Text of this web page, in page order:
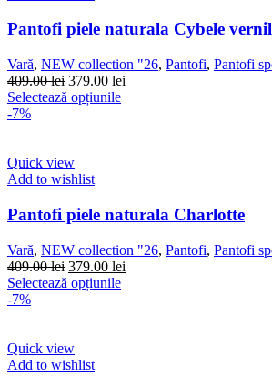
pot
alese
în
pagina
produsului.
Pantofi piele naturala Cybele vernil
Vară, NEW collection "26, Pantofi, Pantofi
409.00lei Prețul
inițial
379.00 lei
Selectează opțiunileAcest
pot
fi
alese
în
pagina
produsului.
-7%
Quick view
Add to wishlist
Pantofi piele naturala Charlotte
Vară, NEW collection "26, Pantofi, Pantofi
409.00lei Prețul
inițial
379.00 lei
Selectează opțiunileAcest
-7%
Quick view
Add to wishlist